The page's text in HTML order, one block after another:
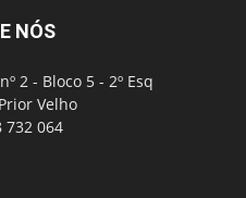
NÓS
2 - Bloco 5 - 2º Esq
Velho
732 064